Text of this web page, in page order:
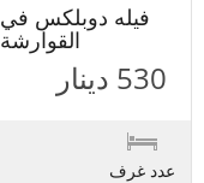
فيله دوبلكس في
القوارشة
530 دينار
عدد غرف